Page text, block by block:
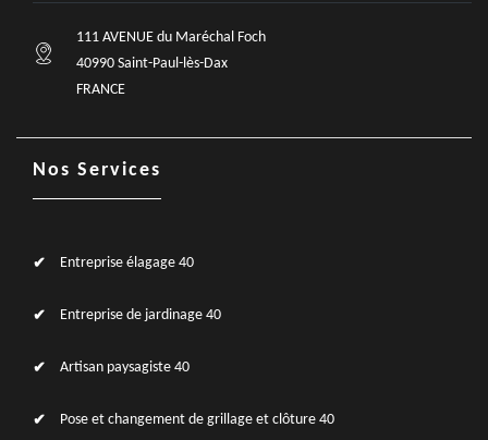
111 AVENUE du Maréchal Foch
40990 Saint-Paul-lès-Dax
FRANCE
Nos Services
Entreprise élagage 40
Entreprise de jardinage 40
Artisan paysagiste 40
Pose et changement de grillage et clôture 40